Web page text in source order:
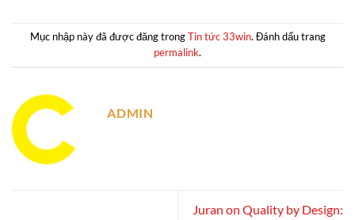
Mục nhập này đã được đăng trongTin tức 33win. Đánh dấu trang
permalink.
ADMIN
Juran on Quality by Design: